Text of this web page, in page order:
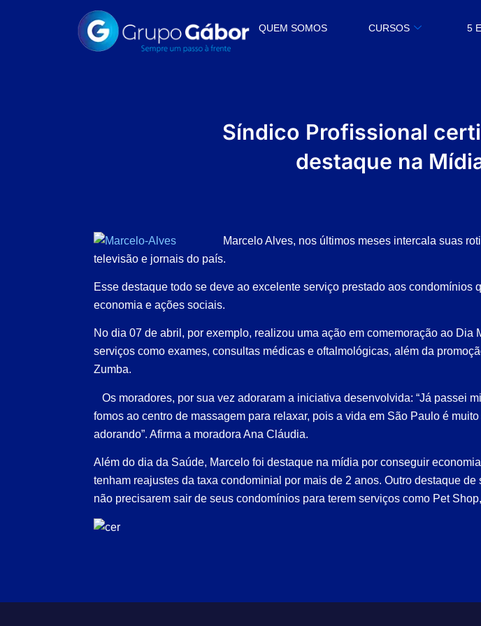
QUEM SOMOS CURSOS 5
Síndico Profissional
destaque na
Marcelo Alves, nos últimos meses intercala suas
televisão e jornais do país.
Esse destaque todo se deve ao excelente serviço prestado aos
economia e ações sociais.
No dia 07 de abril, por exemplo, realizou uma ação em comemoração ao
serviços como exames, consultas médicas e oftalmológicas, além da
Zumba.
Os moradores, por sua vez adoraram a iniciativa desenvolvida: “Já passei
fomos ao centro de massagem para relaxar, pois a vida em São Paulo é
adorando”. Afirma a moradora Ana Cláudia.
Além do dia da Saúde, Marcelo foi destaque na mídia por conseguir
tenham reajustes da taxa condominial por mais de 2 anos. Outro destaque
não precisarem sair de seus condomínios para terem serviços como Pet